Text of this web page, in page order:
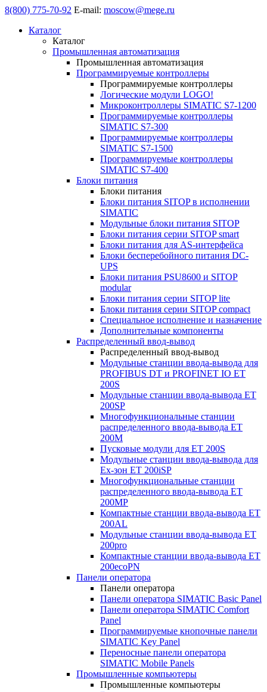
8(800) 775-70-92 E-mail: moscow@mege.ru
Каталог
Каталог
Промышленная автоматизация
Промышленная автоматизация
Программируемые контроллеры
Программируемые контроллеры
Логические модули LOGO!
Микроконтроллеры SIMATIC S7-1200
Программируемые контроллеры
SIMATIC S7-300
Программируемые контроллеры
SIMATIC S7-1500
Программируемые контроллеры
SIMATIC S7-400
Блоки питания
Блоки питания
Блоки питания SITOP в исполнении
SIMATIC
Модульные блоки питания SITOP
Блоки питания серии SITOP smart
Блоки питания для AS-интерфейса
Блоки бесперебойного питания DC-
UPS
Блоки питания PSU8600 и SITOP
modular
Блоки питания серии SITOP lite
Блоки питания серии SITOP compact
Специальное исполнение и назначение
Дополнительные компоненты
Распределенный ввод-вывод
Распределенный ввод-вывод
Модульные станции ввода-вывода для
PROFIBUS DT и PROFINET IO ET
200S
Модульные станции ввода-вывода ET
200SP
Многофункциональные станции
распределенного ввода-вывода ET
200M
Пусковые модули для ET 200S
Модульные станции ввода-вывода для
Ex-зон ET 200iSP
Многофункциональные станции
распределенного ввода-вывода ET
200MP
Компактные станции ввода-вывода ET
200AL
Модульные станции ввода-вывода ET
200pro
Компактные станции ввода-вывода ET
200ecoPN
Панели оператора
Панели оператора
Панели оператора SIMATIC Basic Panel
Панели оператора SIMATIC Comfort
Panel
Программируемые кнопочные панели
SIMATIC Key Panel
Переносные панели оператора
SIMATIC Mobile Panels
Промышленные компьютеры
Промышленные компьютеры